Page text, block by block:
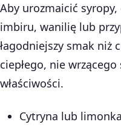
Aby urozmaicić
imbiru, wanilię lub
łagodniejszy smak niż
ciepłego, nie
właściwości.
Cytryna lub